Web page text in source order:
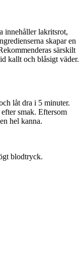
innehåller lakritsrot,
skapar en
särskilt
kallt och blåsigt väder.
låt dra i 5 minuter.
smak. Eftersom
hel kanna.
blodtryck.